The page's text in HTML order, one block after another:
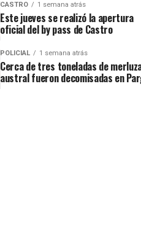
CASTRO 1 semana atrás
Este jueves se realizó la apertura
oficial del by pass de Castro
POLICIAL 1 semana atrás
Cerca de tres toneladas de
austral fueron decomisadas en